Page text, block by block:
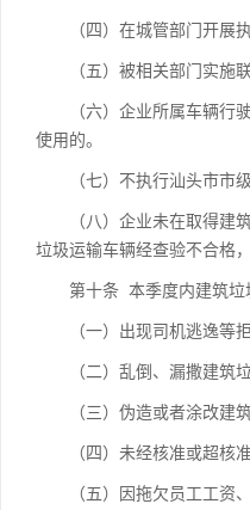
（四）在城管部门开展执
（五）被相关部门实施联
（六）企业所属车辆行驶
使用的。
（七）不执行汕头市市级
（八）企业未在取得建筑
垃圾运输车辆经查验不合格
第十条 本季度内建筑垃圾
（一）出现司机逃逸等拒
（二）乱倒、漏撒建筑垃
（三）伪造或者涂改建筑
（四）未经核准或超核准
（五）因拖欠员工工资、